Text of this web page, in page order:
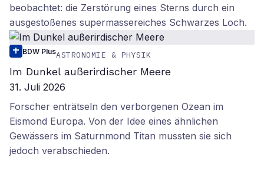
beobachtet: die Zerstörung eines Sterns durch ein
ausgestoßenes supermassereiches Schwarzes Loch.
BDW PlusASTRONOMIE & PHYSIK
Im Dunkel außerirdischer Meere
31. Juli 2026
Forscher enträtseln den verborgenen Ozean im
Eismond Europa. Von der Idee eines ähnlichen
Gewässers im Saturnmond Titan mussten sie sich
jedoch verabschieden.